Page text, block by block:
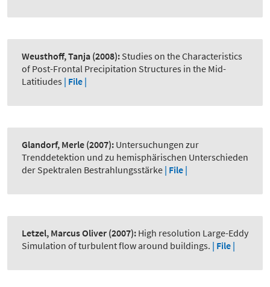
Weusthoff, Tanja (2008): Studies on the Characteristics
of Post-Frontal Precipitation Structures in the Mid-
Latitiudes | File |
Glandorf, Merle (2007): Untersuchungen zur
Trenddetektion und zu hemisphärischen Unterschieden
der Spektralen Bestrahlungsstärke | File |
Letzel, Marcus Oliver (2007): High resolution Large-Eddy
Simulation of turbulent flow around buildings. | File |